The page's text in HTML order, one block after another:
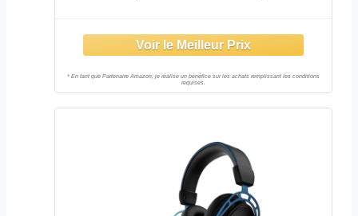
de forme, arceau en aluminium
robuste, PC, Xbox, PS4, PS5, Noir